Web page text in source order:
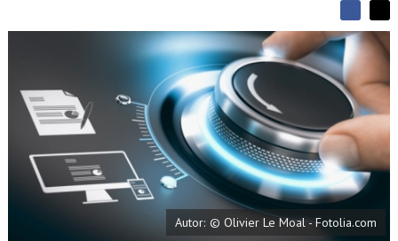
S
d
í
l
e
t
S
d
l
e
j
t
e
n
a
F
a
c
e
o
í
e
e
n
s
í
Autor: © Olivier Le Moal - Fotolia.com